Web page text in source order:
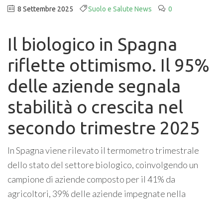
8 Settembre 2025 Suolo e Salute News 0
Il biologico in Spagna
riflette ottimismo. Il 95%
delle aziende segnala
stabilità o crescita nel
secondo trimestre 2025
In Spagna viene rilevato il termometro trimestrale
dello stato del settore biologico, coinvolgendo un
campione di aziende composto per il 41% da
agricoltori, 39% delle aziende impegnate nella